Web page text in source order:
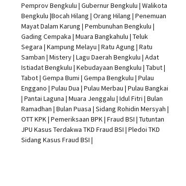
Pemprov Bengkulu |Gubernur Bengkulu | Walikota
Bengkulu |Bocah Hilang | Orang Hilang |Penemuan
Mayat Dalam Karung |Pembunuhan Bengkulu |
Gading Cempaka | Muara Bangkahulu | Teluk
Segara | Kampung Melayu | Ratu Agung | Ratu
Samban | Mistery | Lagu Daerah Bengkulu | Adat
Istiadat Bengkulu | Kebudayaan Bengkulu | Tabut |
Tabot | Gempa Bumi | Gempa Bengkulu |Pulau
Enggano | Pulau Dua | Pulau Merbau | Pulau Bangkai
| Pantai Laguna | Muara Jenggalu | Idul Fitri | Bulan
Ramadhan | Bulan Puasa |Sidang Rohidin Mersyah |
OTT KPK | Pemeriksaan BPK | Fraud BSI |Tutuntan
JPU Kasus Terdakwa TKD Fraud BSI |Pledoi TKD
Sidang Kasus Fraud BSI |